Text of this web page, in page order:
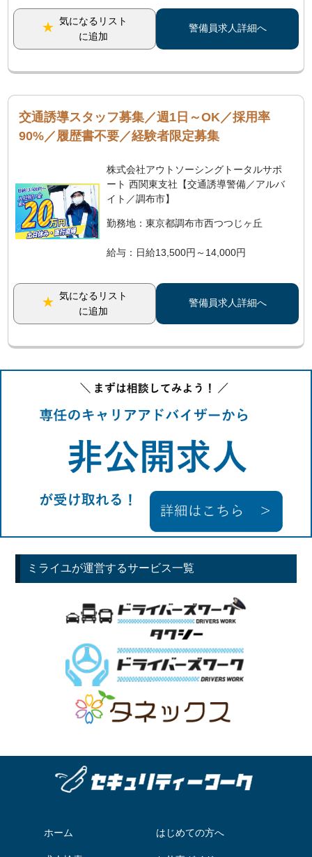
気になるリスト
に追加
警備員求人詳細へ
交通誘導スタッフ募集／週1日～OK／採用率
90%／履歴書不要／経験者限定募集
株式会社アウトソーシングトータルサポ
ート 西関東支社【交通誘導警備／アルバ
イト／調布市】
勤務地：東京都調布市西つつじヶ丘
給与：日給13,500円～14,000円
気になるリスト
に追加
警備員求人詳細へ
ミライユが運営するサービス一覧
ホーム はじめての方へ